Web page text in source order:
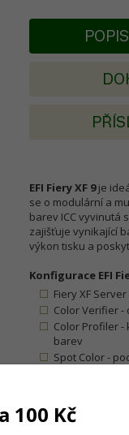
EFI Fiery XF 9je
se o modulární a
barev ICC vyvinutá
zajišťuje vynikající
výkon tisku a
Konfigurace EFI
Fiery XF
Color Verifier
Color Profiler
barev
Spot Color -
Neomezený
(až 10
Roční
Nezahrnuje
100 Kč